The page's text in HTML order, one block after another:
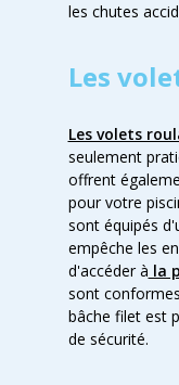
les chutes
Les
Les volets
seulement
offrent
pour votre
sont équipés
empêche les
d'accéder à la
sont
bâche filet est
de sécurité.